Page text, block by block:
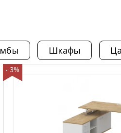
шкафы
- 3%